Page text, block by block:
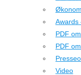
Awards
PDF
PDF
Video